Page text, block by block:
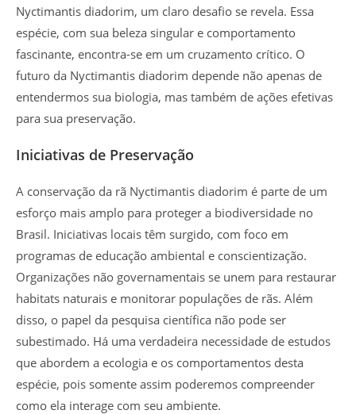
Nyctimantis diadorim, um claro desafio se revela. Essa
espécie, com sua beleza singular e comportamento
fascinante, encontra-se em um cruzamento crítico. O
futuro da Nyctimantis diadorim depende não apenas de
entendermos sua biologia, mas também de ações efetivas
para sua preservação.
Iniciativas de Preservação
A conservação da rã Nyctimantis diadorim é parte de um
esforço mais amplo para proteger a biodiversidade no
Brasil. Iniciativas locais têm surgido, com foco em
programas de educação ambiental e conscientização.
Organizações não governamentais se unem para restaurar
habitats naturais e monitorar populações de rãs. Além
disso, o papel da pesquisa científica não pode ser
subestimado. Há uma verdadeira necessidade de estudos
que abordem a ecologia e os comportamentos desta
espécie, pois somente assim poderemos compreender
como ela interage com seu ambiente.